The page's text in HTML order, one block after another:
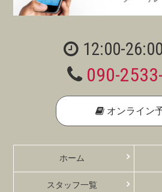
12:00-26:00
090-
オンライン
ホーム
スタッフ一覧